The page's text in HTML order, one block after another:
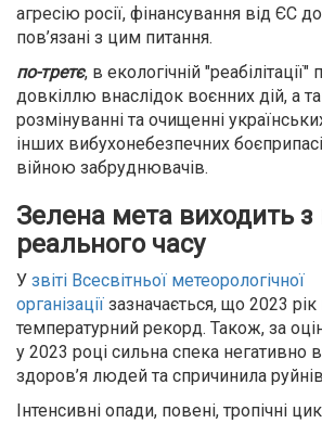
агресію росії, фінансування від ЄС
пов’язані з цим питання.
по-третє, в екологічній
довкіллю внаслідок воєнних дій, а
розмінуванні та очищенні
інших вибухонебезпечних
війною забруднювачів.
Зелена мета виходить з
реального часу
У звіті Всесвітньої метеорологічної
організації зазначається, що 2023
температурний рекорд. Також, за
у 2023 році сильна спека негативно
здоров’я людей та спричинила
Інтенсивні опади, повені, тропічні